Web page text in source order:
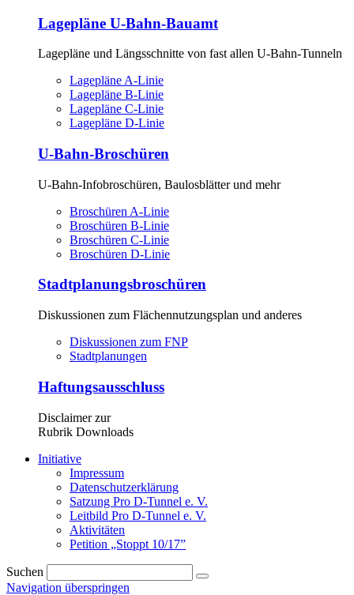
Lagepläne U-Bahn-Bauamt
Lagepläne und Längsschnitte von fast allen U-Bahn-Tunneln
Lagepläne A-Linie
Lagepläne B-Linie
Lagepläne C-Linie
Lagepläne D-Linie
U-Bahn-Broschüren
U-Bahn-Info­broschüren, Baulos­blätter und mehr
Broschüren A-Linie
Broschüren B-Linie
Broschüren C-Linie
Broschüren D-Linie
Stadtplanungsbroschüren
Diskussionen zum Flächen­nutzungs­plan und anderes
Diskussionen zum FNP
Stadtplanungen
Haftungsausschluss
Disclaimer zur
Rubrik Downloads
Initiative
Impressum
Datenschutzerklärung
Satzung Pro D-Tunnel e. V.
Leitbild Pro D-Tunnel e. V.
Aktivitäten
Petition „Stoppt 10/17”
Suchen
Navigation überspringen